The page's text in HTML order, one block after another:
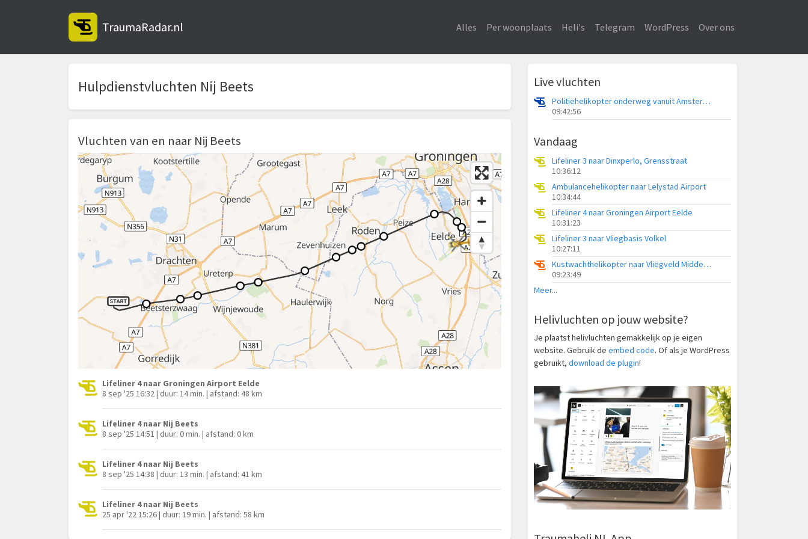
TraumaRadar.nl Alles Per woonplaats Heli's Telegram WordPress Over ons
Hulpdienstvluchten Nij Beets
Vluchten van en naar Nij Beets
Lifeliner 4 naar Groningen Airport Eelde
8 sep '25 16:32 | duur: 14 min. | afstand: 48 km
Lifeliner 4 naar Nij Beets
8 sep '25 14:51 | duur: 0 min. | afstand: 0 km
Lifeliner 4 naar Nij Beets
8 sep '25 14:38 | duur: 13 min. | afstand: 41 km
Lifeliner 4 naar Nij Beets
25 apr '22 15:26 | duur: 19 min. | afstand: 58 km
Live vluchten
Politiehelikopter onderweg vanuit Amsterdam Vliegveld Schiphol
09:42:56
Vandaag
Lifeliner 3 naar Dinxperlo, Grensstraat
10:36:12
Ambulancehelikopter naar Lelystad Airport
10:34:44
Lifeliner 4 naar Groningen Airport Eelde
10:31:23
Lifeliner 3 naar Vliegbasis Volkel
10:27:11
Kustwachthelikopter naar Vliegveld Midden-Zeeland
09:23:49
Meer...
Helivluchten op jouw website?
Je plaatst helivluchten gemakkelijk op je eigen
website. Gebruik de embed code. Of als je WordPress
gebruikt, download de plugin!